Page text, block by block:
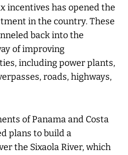
incentives has opened the
in the country. These
back into the
of improving
including power plants,
roads, highways,
of Panama and Costa
plans to build a
the Sixaola River, which